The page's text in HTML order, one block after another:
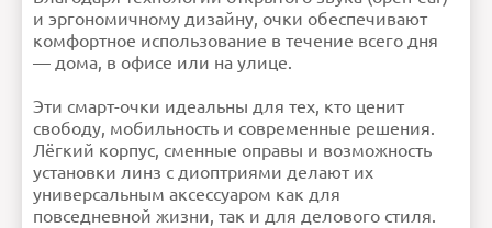
и эргономичному дизайну, очки обеспечивают
комфортное использование в течение всего дня
— дома, в офисе или на улице.
Эти смарт-очки идеальны для тех, кто ценит
свободу, мобильность и современные решения.
Лёгкий корпус, сменные оправы и возможность
установки линз с диоптриями делают их
универсальным аксессуаром как для
повседневной жизни, так и для делового стиля.